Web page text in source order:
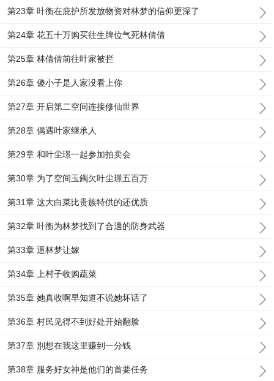
第23章 叶衡在庇护所发放物资对林梦的信仰更深了
第24章 花五十万购买往生牌位气死林倩倩
第25章 林倩倩前往叶家被拦
第26章 傻小子是人家没看上你
第27章 开启第二空间连接修仙世界
第28章 偶遇叶家继承人
第29章 和叶尘璟一起参加拍卖会
第30章 为了空间玉鐲欠叶尘璟五百万
第31章 这大白菜比贵族特供的还优质
第32章 叶衡为林梦找到了合適的防身武器
第33章 逼林梦让嫁
第34章 上村子收购蔬菜
第35章 她真收啊早知道不说她坏话了
第36章 村民见得不到好处开始翻脸
第37章 別想在我这里赚到一分钱
第38章 服务好女神是他们的首要任务